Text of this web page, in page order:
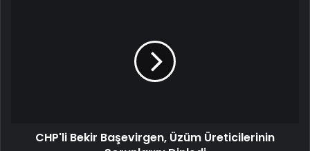
CHP'li Bekir Başevirgen, Üzüm Üreticilerinin